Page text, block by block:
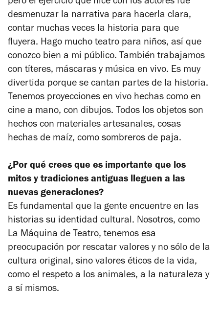
desmenuzar la narrativa para hacerla clara,
contar muchas veces la historia para que
fluyera. Hago mucho teatro para niños, así que
conozco bien a mi público. También trabajamos
con títeres, máscaras y música en vivo. Es muy
divertida porque se cantan partes de la historia.
Tenemos proyecciones en vivo hechas como en
cine a mano, con dibujos. Todos los objetos son
hechos con materiales artesanales, cosas
hechas de maíz, como sombreros de paja.
¿Por qué crees que es importante que los
mitos y tradiciones antiguas lleguen a las
nuevas generaciones?
Es fundamental que la gente encuentre en las
historias su identidad cultural. Nosotros, como
La Máquina de Teatro, tenemos esa
preocupación por rescatar valores y no sólo de la
cultura original, sino valores éticos de la vida,
como el respeto a los animales, a la naturaleza y
a sí mismos.